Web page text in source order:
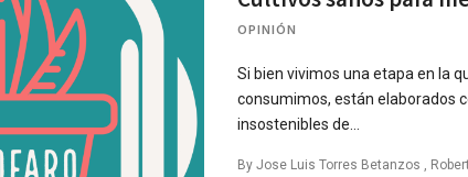
OPINIÓN
Si bien vivimos una etapa en la
consumimos, están elaborados
insostenibles de…
By Jose Luis Torres Betanzos